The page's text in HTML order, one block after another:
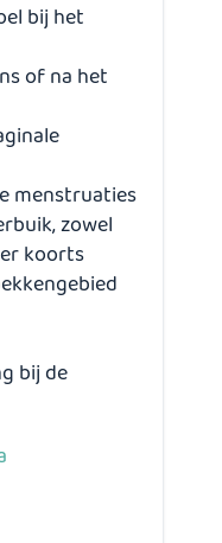
bij het
of na het
menstruaties
zowel
koorts
bij de